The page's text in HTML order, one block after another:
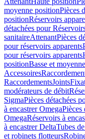
moyenne positionPièces
positionRéservoirs
détachées pour
sanitaireAttenantPièces
pour réservoirs apparents
pour réservoirs apparents
positionBasse et
Accessoires
RaccordementsJoints
modérateurs de débit
SigmaPièces détachées
à encastrer OmegaPièces
OmegaRéservoirs à
à encastrer DeltaTubes
et robinets flotteurs